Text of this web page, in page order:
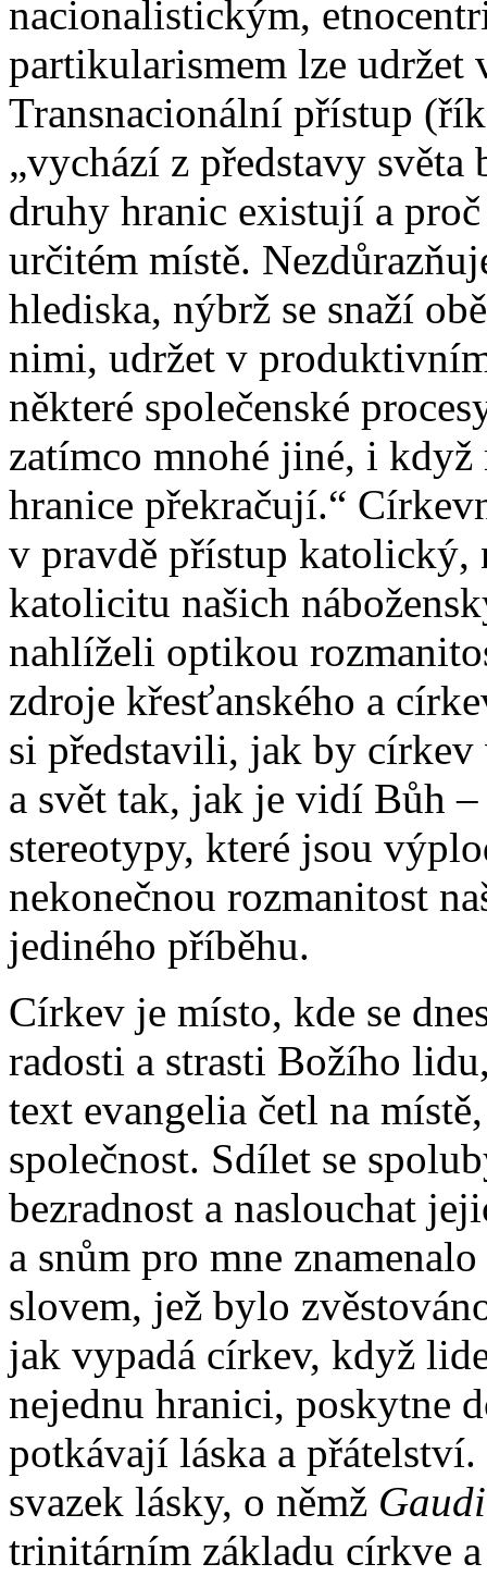
nacionalistickým,
partikularismem lze udržet
Transnacionální přístup
„vychází z představy světa
druhy hranic existují a
určitém místě.
hlediska, nýbrž se snaží
nimi, udržet v
některé společenské
zatímco mnohé jiné, i
hranice překračují.“
v pravdě přístup katolický,
katolicitu našich
nahlíželi optikou
zdroje křesťanského a
si představili, jak by
a svět tak, jak je vidí Bůh
stereotypy, které jsou
nekonečnou rozmanitost
jediného příběhu.
Církev je místo, kde se
radosti a strasti Božího
text evangelia četl na
společnost. Sdílet se
bezradnost a naslouchat
a snům pro mne
slovem, jež bylo
jak vypadá církev, když
nejednu hranici, poskytne
potkávají láska a
svazek lásky, o němž
trinitárním základu církve